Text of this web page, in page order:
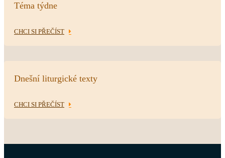
Téma týdne
CHCI SI PŘEČÍST
Dnešní liturgické texty
CHCI SI PŘEČÍST